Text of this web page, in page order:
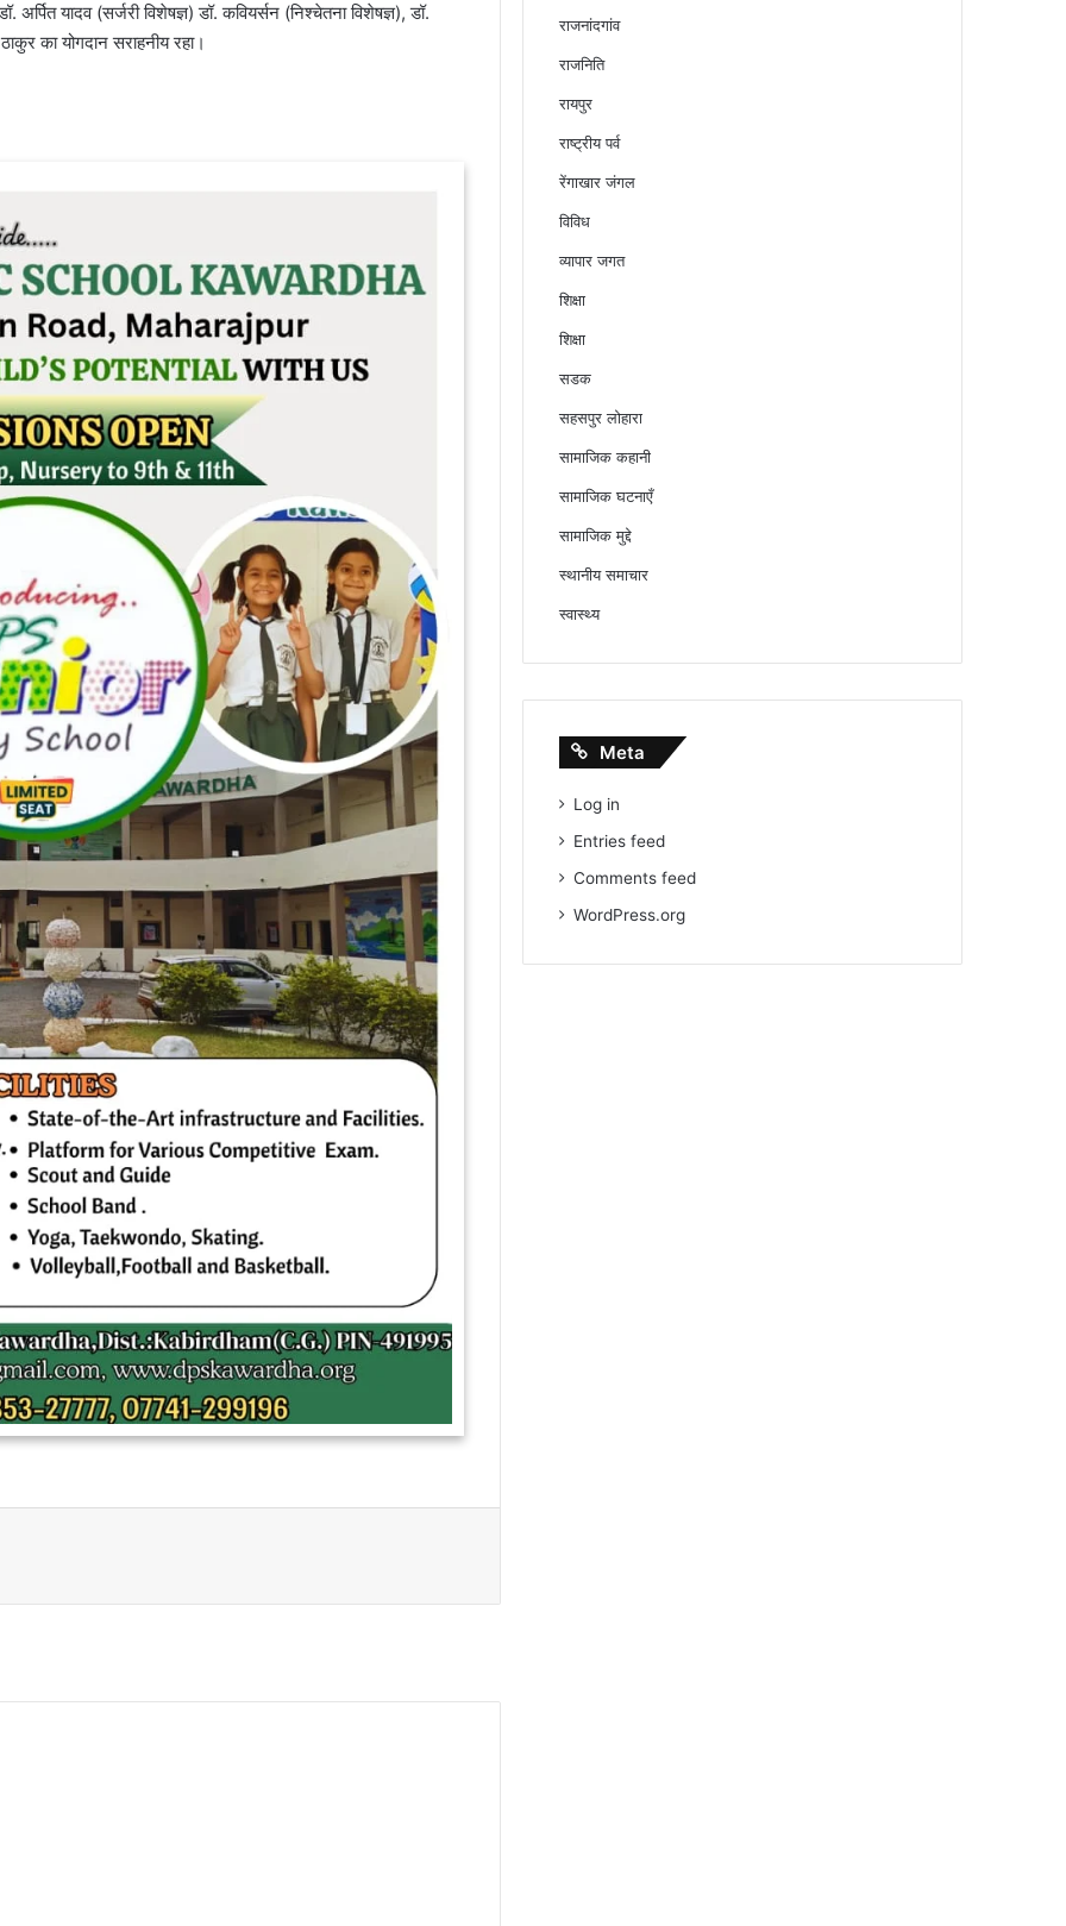
यादव (सर्जरी विशेषज्ञ) डॉ. कवियर्सन (निश्चेतना विशेषज्ञ), डॉ.
का योगदान सराहनीय रहा।
राजनांदगांव
राजनिति
रायपुर
राष्ट्रीय पर्व
रेंगाखार जंगल
विविध
व्यापार जगत
शिक्षा
शिक्षा
सडक
सहसपुर लोहारा
सामाजिक कहानी
सामाजिक घटनाएँ
सामाजिक मुद्दे
स्थानीय समाचार
स्वास्थ्य
Meta
Log in
Entries feed
Comments feed
WordPress.org